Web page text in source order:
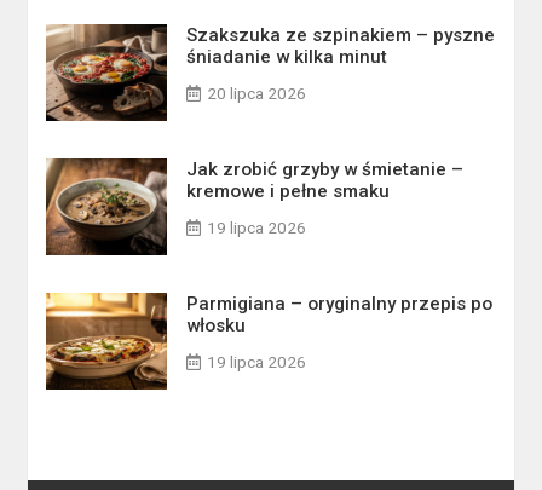
Szakszuka ze szpinakiem – pyszne
śniadanie w kilka minut
20 lipca 2026
Jak zrobić grzyby w śmietanie –
kremowe i pełne smaku
19 lipca 2026
Parmigiana – oryginalny przepis po
włosku
19 lipca 2026